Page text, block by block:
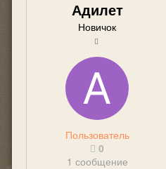
Адилет
Новичок
Пользователь
0
1 сообщение